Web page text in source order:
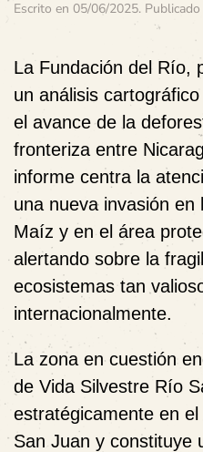
Escrito en 05/06/2025. Publicado
La Fundación del Río,
un análisis
el avance de la
fronteriza entre
informe centra la
una nueva invasión en
Maíz y en el área
alertando sobre la
ecosistemas tan
internacionalmente.
La zona en cuestión
de Vida Silvestre Río
estratégicamente en
San Juan y constituye